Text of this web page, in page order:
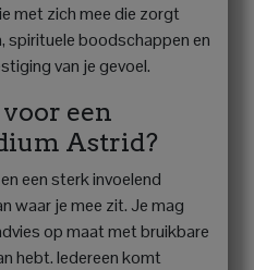
met zich mee die zorgt
spirituele boodschappen en
van je gevoel.
een
Astrid?
een sterk invoelend
waar je mee zit. Je mag
op maat met bruikbare
hebt. Iedereen komt